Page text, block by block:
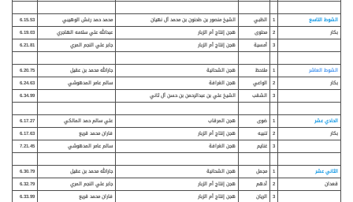
الشوط التاسع 1 الظبي الشيخ منصور بن طحنون بن محمد آل نهيان محمد حمد رغش الوهيبي
6.15.53
بكار
2 محتوى هجن إنتاج أم الزبار عبدالله علي سلامه الهاجري
6.19.03
3 أمسية هجن إنتاج أم الزبار جابر علي النجم المري 6.21.81
الشوط العاشر 1 ملاحظ هجن الشحانية جارالله محمد بن عقيل
6.20.75
بكار
2 الواعي هجن الغرافة سالم عامر المدهوشي
6.24.63
3 الشقب الشيخ علي بن عبدالرحمن بن حسن آل ثاني 6.34.99
الحادي عشر 1 ضوى هجن المرقاب علي سالم حمد المالكي
6.17.27
بكار
2 تنبيه هجن إنتاج أم الزبار فاران محمد قريع
6.17.63
3 غنايم هجن الغرافة سالم عامر المدهوشي 7.21.45
الثاني عشر 1 مجمل هجن الشحانية جارالله محمد بن عقيل
6.30.79
قعدان
2 أدهم هجن إنتاج أم الزبار جابر علي النجم المري
6.32.79
3 الريان هجن إنتاج أم الزبار فاران محمد قريع 6.33.99